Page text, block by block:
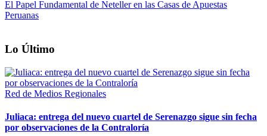
El Papel Fundamental de Neteller en las Casas de Apuestas
Peruanas
Lo Último
Red de Medios Regionales
Juliaca: entrega del nuevo cuartel de Serenazgo sigue sin fecha
por observaciones de la Contraloría